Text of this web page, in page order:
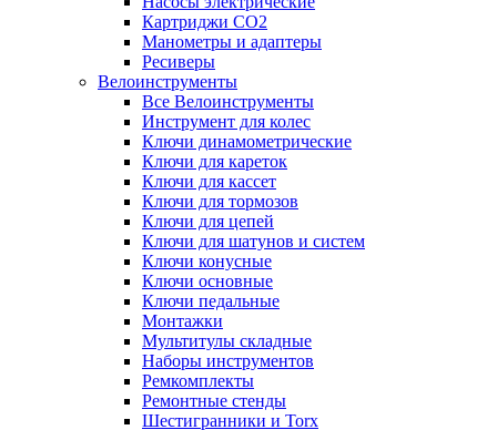
Картриджи CO2
Манометры и адаптеры
Ресиверы
Велоинструменты
Все Велоинструменты
Инструмент для колес
Ключи динамометрические
Ключи для кареток
Ключи для кассет
Ключи для тормозов
Ключи для цепей
Ключи для шатунов и систем
Ключи конусные
Ключи основные
Ключи педальные
Монтажки
Мультитулы складные
Наборы инструментов
Ремкомплекты
Ремонтные стенды
Шестигранники и Torx